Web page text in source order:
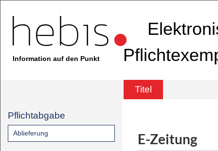
Information auf den Punkt
Titel
Pflichtabgabe
Ablieferung E-Zeitung